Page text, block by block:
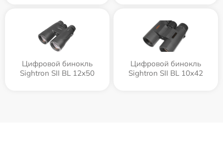
Цифровой бинокль
Sightron SII BL 12x50
Цифровой бинокль
Sightron SII BL 10x42